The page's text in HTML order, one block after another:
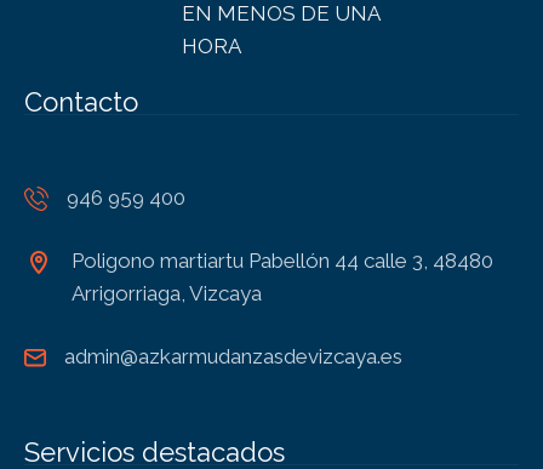
EN MENOS DE UNA
HORA
Contacto
946 959 400
Poligono martiartu Pabellón 44 calle 3, 48480
Arrigorriaga, Vizcaya
admin@azkarmudanzasdevizcaya.es
Servicios destacados